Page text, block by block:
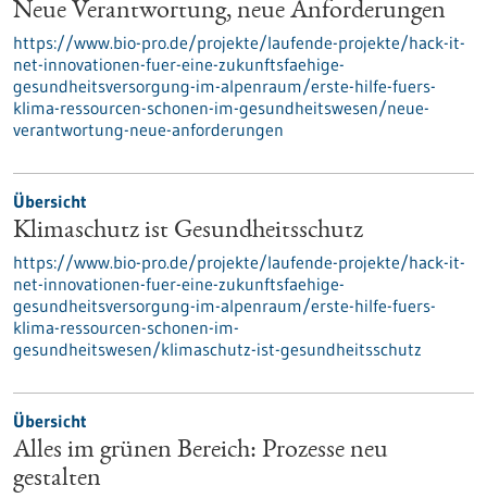
Neue Verantwortung, neue Anforderungen
https://www.bio-pro.de/projekte/laufende-projekte/hack-it-
net-innovationen-fuer-eine-zukunftsfaehige-
gesundheitsversorgung-im-alpenraum/erste-hilfe-fuers-
klima-ressourcen-schonen-im-gesundheitswesen/neue-
verantwortung-neue-anforderungen
Übersicht
Klimaschutz ist Gesundheitsschutz
https://www.bio-pro.de/projekte/laufende-projekte/hack-it-
net-innovationen-fuer-eine-zukunftsfaehige-
gesundheitsversorgung-im-alpenraum/erste-hilfe-fuers-
klima-ressourcen-schonen-im-
gesundheitswesen/klimaschutz-ist-gesundheitsschutz
Übersicht
Alles im grünen Bereich: Prozesse neu
gestalten